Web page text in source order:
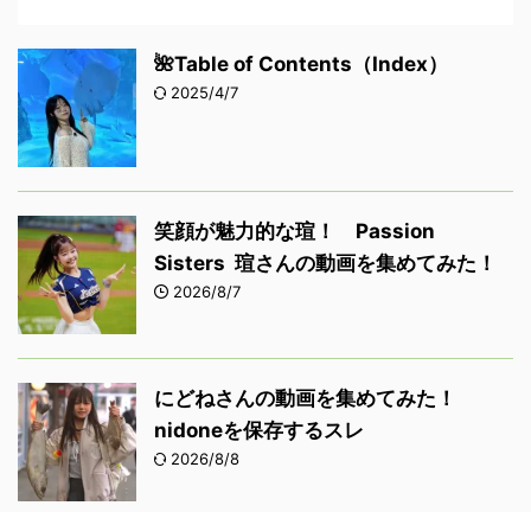
🌺Table of Contents（Index）
2025/4/7
笑顔が魅力的な瑄！ Passion
Sisters 瑄さんの動画を集めてみた！
2026/8/7
にどねさんの動画を集めてみた！
nidoneを保存するスレ
2026/8/8